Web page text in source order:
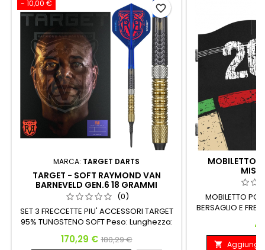
- 10,00 €
MARCA: TARGET DARTS
TARGET - SOFT RAYMOND VAN
BARNEVELD GEN.6 18 GRAMMI
(0)
SET 3 FRECCETTE PIU' ACCESSORI TARGET
95% TUNGSTENO SOFT Peso: Lunghezza:
mm
Prezzo
170,29 € Prezzo base
180,29 €
favorite_border
MOBILETTO
MOBILETTO
BERSAGLIO E
 Aggiungi